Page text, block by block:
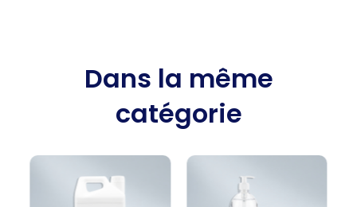
Dans la même
catégorie